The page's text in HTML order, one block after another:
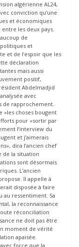
algérienne AL24,
conviction qu’une
et économiques
les deux pays.
de
et
et de l’espoir que les
déclaration
mais aussi
positif,
Abdelmadjid
avec
de rapprochement.
«les choses bougent
pour «sortir par
l’interview du
et j’aimerais
dira l’ancien chef
de la situation
sont désormais
L’ancien
Il appelle à
disposée à faire
au ressentiment. Sa
la reconnaissance
réconciliation
ne doit pas être
moment de vérité
apaisée.
force que la